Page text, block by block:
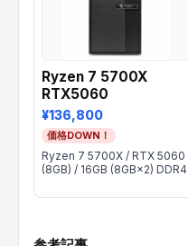
Ryzen 7 5700X
RTX5060
¥136,800
価格DOWN！
Ryzen 7 5700X / RTX 5060
(8GB) / 16GB (8GB×2) DDR4